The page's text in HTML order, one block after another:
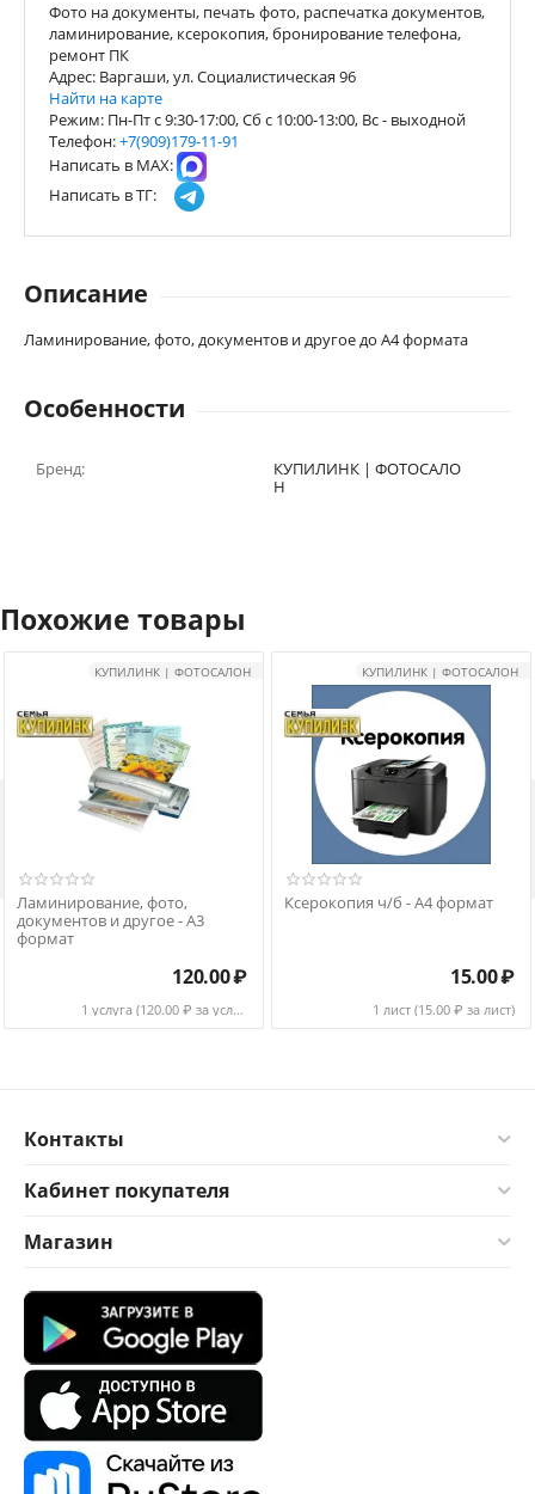
Фото на документы, печать фото, распечатка документов,
ламинирование, ксерокопия, бронирование телефона,
ремонт ПК
Адрес: Варгаши, ул. Социалистическая 96
Найти на карте
Режим: Пн-Пт с 9:30-17:00, Сб с 10:00-13:00, Вс - выходной
Телефон:+7(909)179-11-91
Написать в МАХ:
Написать в ТГ:
Описание
Ламинирование, фото, документов и другое до А4 формата
Особенности
Бренд:
КУПИЛИНК | ФОТОСАЛО
Н
Похожие товары
КУПИЛИНК | ФОТОСАЛОН
Ламинирование, фото,
документов и другое - А3
формат
120.00₽
1 услуга (120.00 ₽ за услуга)
КУПИЛИНК | ФОТОСАЛОН
Ксерокопия ч/б - А4 формат
15.00₽
1 лист (15.00 ₽ за лист)
Контакты
Кабинет покупателя
Магазин